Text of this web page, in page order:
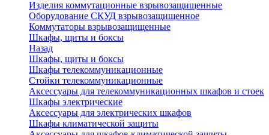
Изделия коммутационные взрывозащищенные
Оборудование СКУД взрывозащищенное
Коммутаторы взрывозащищенные
Шкафы, щиты и боксы
Назад
Шкафы, щиты и боксы
Шкафы телекоммуникационные
Стойки телекоммуникационные
Аксессуары для телекоммуникационных шкафов и стоек
Шкафы электрические
Аксессуары для электрических шкафов
Шкафы климатической защиты